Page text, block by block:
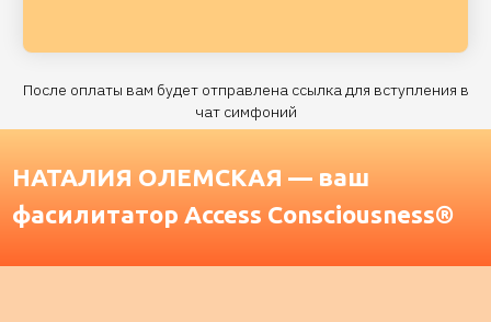
После оплаты вам будет отправлена ссылка для вступления в
чат симфоний